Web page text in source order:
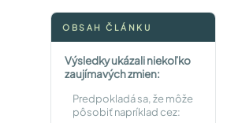
OBSAH ČLÁNKU
Výsledky ukázali niekoľko
zaujímavých zmien:
Predpokladá sa, že môže
pôsobiť napríklad cez: